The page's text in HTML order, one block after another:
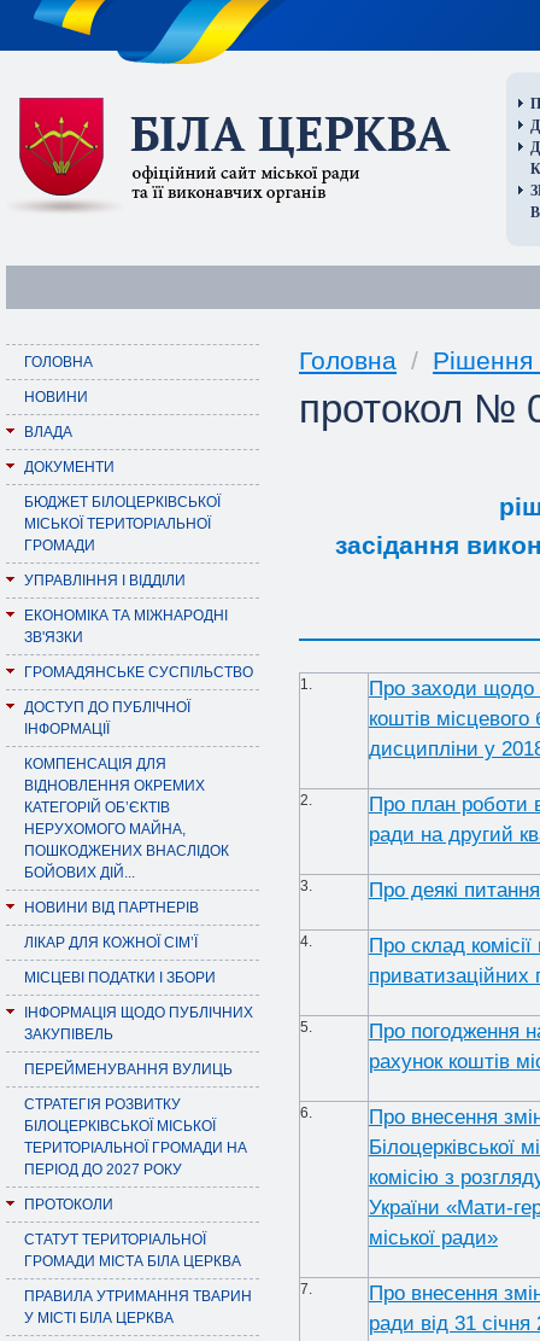
ГОЛОВНА
НОВИНИ
ВЛАДА
ДОКУМЕНТИ
БЮДЖЕТ БІЛОЦЕРКІВСЬКОЇ
МІСЬКОЇ ТЕРИТОРІАЛЬНОЇ
ГРОМАДИ
УПРАВЛІННЯ І ВІДДІЛИ
ЕКОНОМІКА ТА МІЖНАРОДНІ
ЗВ'ЯЗКИ
ГРОМАДЯНСЬКЕ СУСПІЛЬСТВО
ДОСТУП ДО ПУБЛІЧНОЇ
ІНФОРМАЦІЇ
КОМПЕНСАЦІЯ ДЛЯ
ВІДНОВЛЕННЯ ОКРЕМИХ
КАТЕГОРІЙ ОБ’ЄКТІВ
НЕРУХОМОГО МАЙНА,
ПОШКОДЖЕНИХ ВНАСЛІДОК
БОЙОВИХ ДІЙ...
НОВИНИ ВІД ПАРТНЕРІВ
ЛІКАР ДЛЯ КОЖНОЇ СІМ’Ї
МІСЦЕВІ ПОДАТКИ І ЗБОРИ
ІНФОРМАЦІЯ ЩОДО ПУБЛІЧНИХ
ЗАКУПІВЕЛЬ
ПЕРЕЙМЕНУВАННЯ ВУЛИЦЬ
СТРАТЕГІЯ РОЗВИТКУ
БІЛОЦЕРКІВСЬКОЇ МІСЬКОЇ
ТЕРИТОРІАЛЬНОЇ ГРОМАДИ НА
ПЕРІОД ДО 2027 РОКУ
ПРОТОКОЛИ
СТАТУТ ТЕРИТОРІАЛЬНОЇ
ГРОМАДИ МІСТА БІЛА ЦЕРКВА
ПРАВИЛА УТРИМАННЯ ТВАРИН
У МІСТІ БІЛА ЦЕРКВА
Головна / Рішення
протокол №
засідання
1.
Про заходи щодо
коштів
дисципліни у
2.
Пpо план pоботи
pади на другий
3. Про деякі
4.
Про склад
приватизаційних
5.
Про погодження
рахунок коштів
6.
Про внесення
Білоцерківської
комісію з
України «Мати-
міської ради»
7.
Про внесення
ради від 31